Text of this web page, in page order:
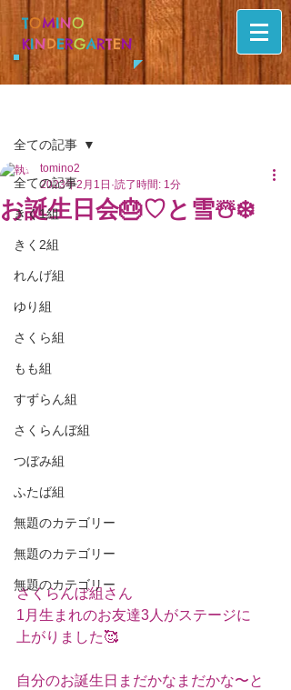
TOMINO
KINDERGARTEN
全ての記事
きく1組
きく2組
れんげ組
ゆり組
さくら組
もも組
すずらん組
さくらんぼ組
つぼみ組
ふたば組
無題のカテゴリー
無題のカテゴリー
無題のカテゴリー
全ての記事
お誕生日会🎂♡と雪☃️❄️
tomino2
2023年2月1日 読了時間: 1分
さくらんぼ組さん
1月生まれのお友達3人がステージに
上がりました🥰
自分のお誕生日まだかなまだかな〜と